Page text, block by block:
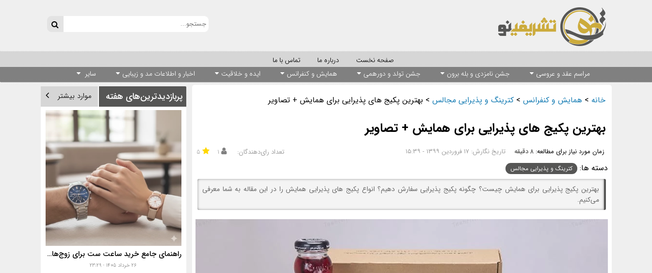
صفحه نخست درباره ما
تماس با ما
مراسم عقد و عروسی
جشن نامزدی و بله برون جشن تولد و دورهمی همایش و کنفرانس ایده و خلاقیت اخبار و اطلاعات مد و زیبایی سایر
خانه > همایش و کنفرانس >کترینگ و پذیرایی مجالس > بهترین پکیج های پذیرایی برای همایش + تصاویر
بهترین پکیج های پذیرایی برای همایش + تصاویر
زمان مورد نیاز برای مطالعه:۸ دقیقه تاریخ نگارش: ۱۷ فروردین ۱۳۹۹ - ۱۵:۳۹ تعداد رای‌دهندگان: ۱ ۵
دسته ها: کترینگ و پذیرایی مجالس
بهترین پکیج پذیرایی برای همایش چیست؟ چگونه پکیج پذیرایی سفارش دهیم؟ انواع پکیج های پذیرایی همایش را در این مقاله به شما معرفی
می‌کنیم.
پربازدیدترین‌های هفته موارد بیشتر
راهنمای جامع خرید ساعت ست برای زوج‌های موفق
۲۶ خرداد ۱۴۰۵ - ۲۳:۲۹